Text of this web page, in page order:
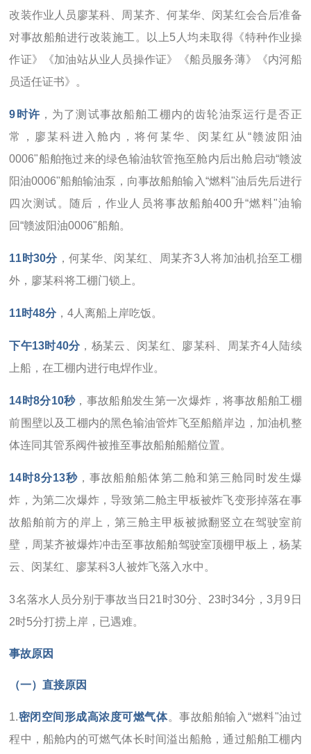
改装作业人员廖某科、周某齐、何某华、闵某红会合后准备
对事故船舶进行改装施工。以上5人均未取得《特种作业操
作证》《加油站从业人员操作证》《船员服务薄》《内河船
员适任证书》。
9时许 ，为了测试事故船舶工棚内的齿轮油泵运行是否正
常，廖某科进入舱内，将何某华、闵某红从“赣波阳油
0006"船舶拖过来的绿色输油软管拖至舱内后出舱启动“赣波
阳油0006"船舶输油泵，向事故船舶输入“燃料"油后先后进行
四次测试。随后，作业人员将事故船舶400升“燃料"油输
回“赣波阳油0006"船舶。
11时30分，何某华、闵某红、周某齐3人将加油机抬至工棚
外，廖某科将工棚门锁上。
11时48分，4人离船上岸吃饭。
下午13时40分，杨某云、闵某红、廖某科、周某齐4人陆续
上船，在工棚内进行电焊作业。
14时8分10秒，事故船舶发生第一次爆炸，将事故船舶工棚
前围壁以及工棚内的黑色输油管炸飞至船艏岸边，加油机整
体连同其管系阀件被推至事故船舶船艏位置。
14时8分13秒 ，事故船舶船体第二舱和第三舱同时发生爆
炸，为第二次爆炸，导致第二舱主甲板被炸飞变形掉落在事
故船舶前方的岸上，第三舱主甲板被掀翻竖立在驾驶室前
壁，周某齐被爆炸冲击至事故船舶驾驶室顶棚甲板上，杨某
云、闵某红、廖某科3人被炸飞落入水中。
3名落水人员分别于事故当日21时30分、23时34分，3月9日
2时5分打捞上岸，已遇难。
事故原因
（一）直接原因
1.密闭空间形成高浓度可燃气体。事故船舶输入“燃料"油过
程中，船舱内的可燃气体长时间溢出船舱，通过船舶工棚内